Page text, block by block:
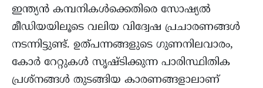
ഇന്ത്യൻ കമ്പനികൾക്കെതിരെ സോഷ്യൽ
മീഡിയയിലൂടെ വലിയ വിദ്വേഷ പ്രചാരണങ്ങൾ
നടന്നിട്ടുണ്ട്. ഉത്പന്നങ്ങളുടെ ഗുണനിലവാരം,
കോർ റേറ്റുകൾ സൃഷ്ടിക്കുന്ന പാരിസ്ഥിതിക
പ്രശ്നങ്ങൾ തുടങ്ങിയ കാരണങ്ങളാലാണ്